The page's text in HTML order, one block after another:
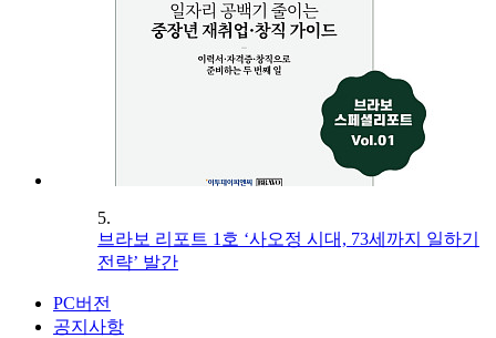
5.
브라보 리포트 1호 ‘사오정 시대, 73세까지 일하기
전략’ 발간
PC버전
공지사항